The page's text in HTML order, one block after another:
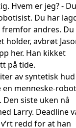
Hvem er jeg? -
Du har
andres. Du
holder, avbrøt
her. Han kikket
på tide.
av syntetisk
menneske-robot
siste uken nå
Larry. Deadline
redd for at han